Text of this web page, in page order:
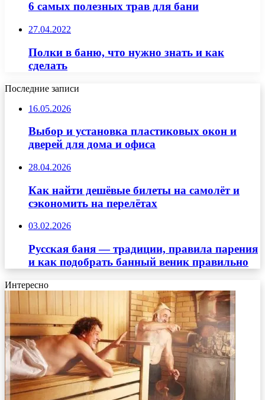
6 самых полезных трав для бани
27.04.2022
Полки в баню, что нужно знать и как
сделать
Последние записи
16.05.2026
Выбор и установка пластиковых окон и
дверей для дома и офиса
28.04.2026
Как найти дешёвые билеты на самолёт и
сэкономить на перелётах
03.02.2026
Русская баня — традиции, правила парения
и как подобрать банный веник правильно
Интересно